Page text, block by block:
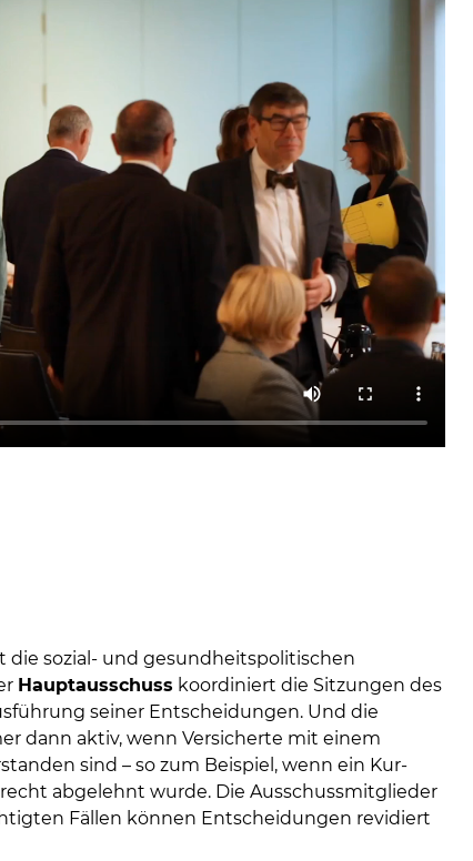
die sozial- und gesundheitspolitischen
Hauptausschuss koordiniert die Sitzungen des
seiner Entscheidungen. Und die
dann aktiv, wenn Versicherte mit einem
sind – so zum Beispiel, wenn ein Kur-
abgelehnt wurde. Die Ausschussmitglieder
Fällen können Entscheidungen revidiert